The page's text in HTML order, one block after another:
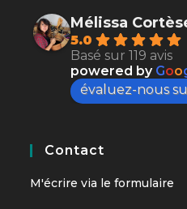
Mélissa
5.0
Basé sur 119 avis
powered by Goo
évaluez-nous
Contact
M'écrire via leformulaire